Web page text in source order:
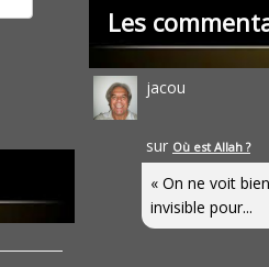
Les
jacou
sur Où est Allah ?
« On ne voit
invisible pour...